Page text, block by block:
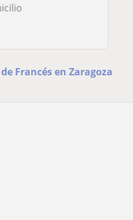
Francés en Zaragoza